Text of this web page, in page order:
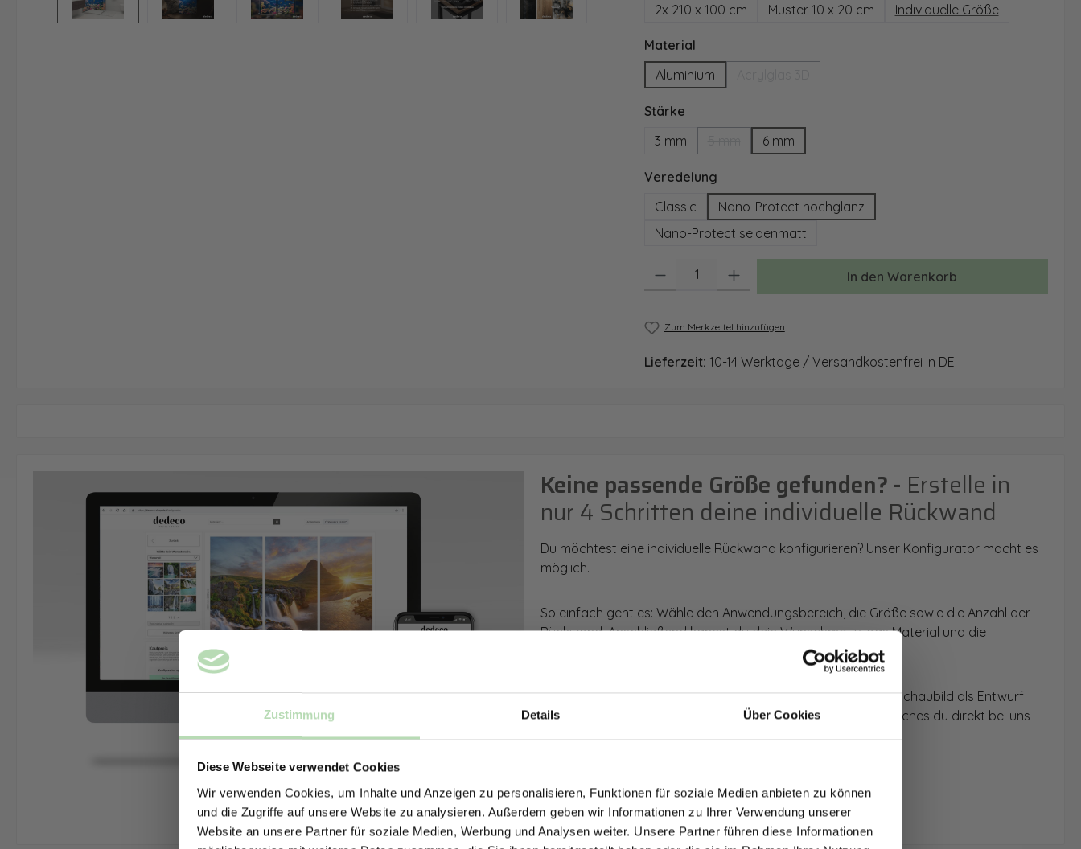
Zustimmung Details Über Cookies
Diese Webseite verwendet Cookies
Wir verwenden Cookies, um Inhalte und Anzeigen zu personalisieren, Funktionen für soziale Medien anbieten zu können
und die Zugriffe auf unsere Website zu analysieren. Außerdem geben wir Informationen zu Ihrer Verwendung unserer
Website an unsere Partner für soziale Medien, Werbung und Analysen weiter. Unsere Partner führen diese Informationen
2x 210 x 100 cm
Muster 10 x 20 cm Individuelle Größe
Materialauswählen
Aluminium
Stärkeauswählen
3 mm
(Diese Option ist zurzeit nicht verfügbar.)
6 mm
Veredelungauswählen
Classic
Nano-Protect hochglanz
Nano-Protect seidenmatt
Produkt Anzahl: Gib den gewünschten Wert ein oder benutze die Schaltflächen
In den Warenkorb
Zum Merkzettel hinzufügen
Lieferzeit: 10-14 Werktage / Versandkostenfrei in DE
Keine passende Größe gefunden? - Erstelle in
nur 4 Schritten deine individuelle Rückwand
Du möchtest eine individuelle Rückwand konfigurieren? Unser Konfigurator macht es
möglich.
So einfach geht es: Wähle den Anwendungsbereich, die Größe sowie die Anzahl der
Rückwand. Anschließend kannst du dein Wunschmotiv, das Material und die
Mithilfe unseres Konfigurators werden dir die Rückwände im Schaubild als Entwurf
dargestellt. Parallel erhältst du dein individuelles Angebot, welches du direkt bei uns
bestellen kannst.
Zum Konfigurator
Jetzt zum Newsletter anmelden.